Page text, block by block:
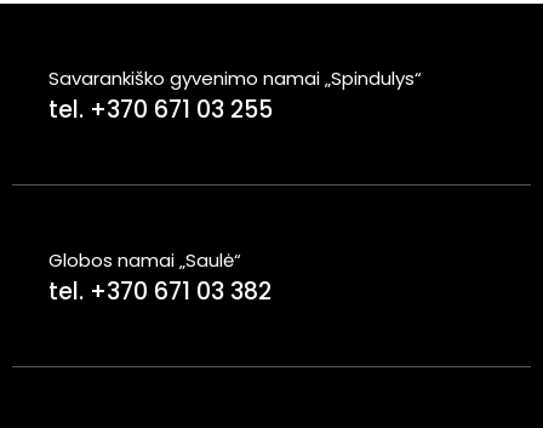
Savarankiško gyvenimo namai „Spindulys“
tel. +370 671 03 255
Globos namai „Saulė“
tel. +370 671 03 382